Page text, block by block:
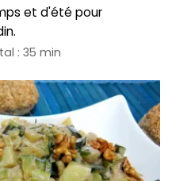
et d'été pour
: 35 min